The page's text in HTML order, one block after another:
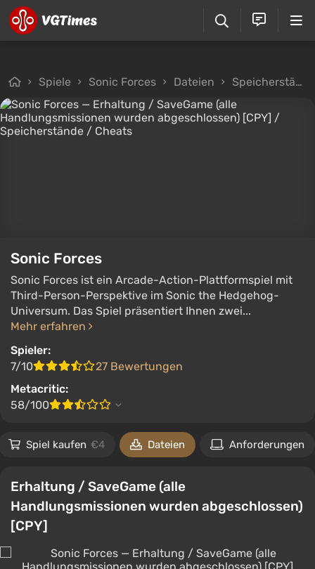
Spiele Sonic Forces Dateien Speicherstände
Sonic Forces
Sonic Forces ist ein Arcade-Action-Plattformspiel mit
Third-Person-Perspektive im Sonic the Hedgehog-
Universum. Das Spiel präsentiert Ihnen zwei...
Mehr erfahren
Spieler:
7/10
27 Bewertungen
Metacritic:
58/100
Spiel kaufen €4 Dateien Anforderungen
Erhaltung / SaveGame (alle
Handlungsmissionen wurden abgeschlossen)
[CPY]